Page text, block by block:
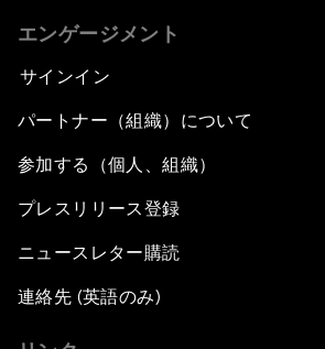
エンゲージメント
サインイン
パートナー（組織）について
参加する（個人、組織）
プレスリリース登録
ニュースレター購読
連絡先 (英語のみ)